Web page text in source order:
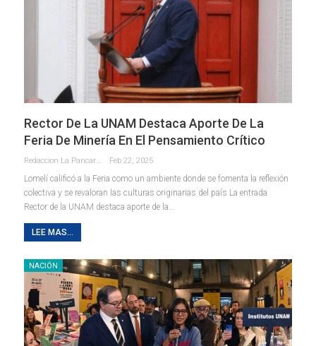
Rector De La UNAM Destaca Aporte De La
Feria De Minería En El Pensamiento Crítico
Redaccion La Pancarta De Quintana Roo Feb 22, 2025
Lomelí calificó a la Feria como un ambiente donde se fomenta la reflexión
colectiva y se revaloran las culturas originarias del país La entrada
Rector de la UNAM destaca aporte de la…
LEE MAS...
NACIÓN